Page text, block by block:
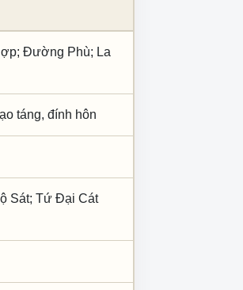
Đường Phù; La
táng, đính hôn
Sát; Tứ Đại Cát